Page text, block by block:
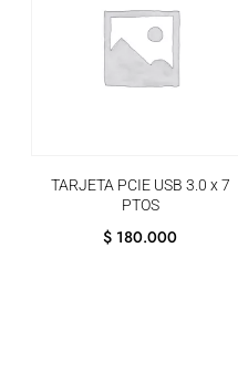
TARJETA PCIE USB 3.0 x 7
PTOS
$ 180.000